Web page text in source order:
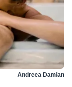
Andreea Damian